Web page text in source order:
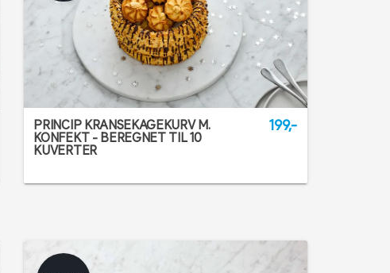
PRINCIP KRANSEKAGEKURV M.
KONFEKT - BEREGNET TIL 10
KUVERTER
199,-